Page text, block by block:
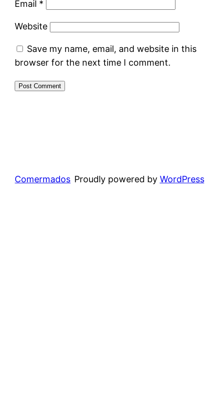
Email *
Website
Save my name, email, and website in this
browser for the next time I comment.
Comermados Proudly powered by WordPress